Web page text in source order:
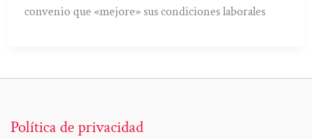
convenio que «mejore» sus condiciones laborales
Política de privacidad